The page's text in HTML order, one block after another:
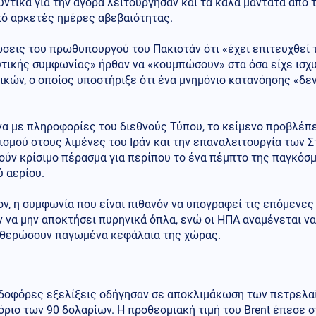
αρκετές ημέρες αβεβαιότητας.
του πρωθυπουργού του Πακιστάν ότι «έχει
συμφωνίας» ήρθαν να «κουμπώσουν» στα όσα είχε
ο οποίος υποστήριξε ότι ένα μνημόνιο κατανόησης
με πληροφορίες του διεθνούς Τύπου, το κείμενο
στους λιμένες του Ιράν και την επαναλειτουργία των
κρίσιμο πέρασμα για περίπου το ένα πέμπτο της
αερίου.
η συμφωνία που είναι πιθανόν να υπογραφεί τις
να μην αποκτήσει πυρηνικά όπλα, ενώ οι ΗΠΑ αναμένεται
παγωμένα κεφάλαια της χώρας.
εξελίξεις οδήγησαν σε αποκλιμάκωση των
των 90 δολαρίων. Η προθεσμιακή τιμή του Brent έπεσε